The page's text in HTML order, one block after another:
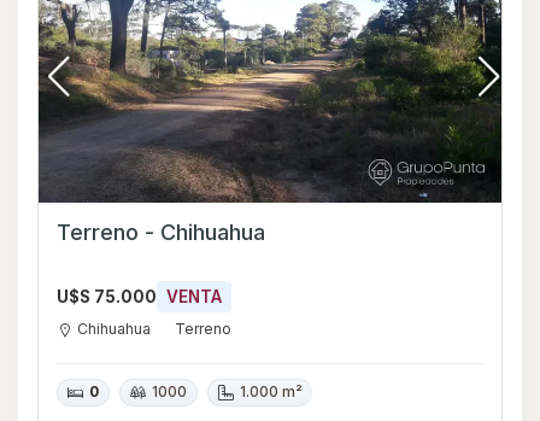
Terreno - Chihuahua
U$S 75.000 VENTA
Chihuahua Terreno
0 1000 1.000 m²